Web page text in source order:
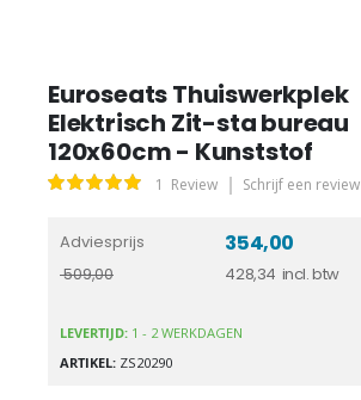
Euroseats Thuiswerkplek
Elektrisch Zit-sta bureau
120x60cm - Kunststof
Waardering: 1 Review Schrijf een review
Adviesprijs
509,00 428,34
354,00
LEVERTIJD: 1 - 2 WERKDAGEN
ARTIKEL ZS20290